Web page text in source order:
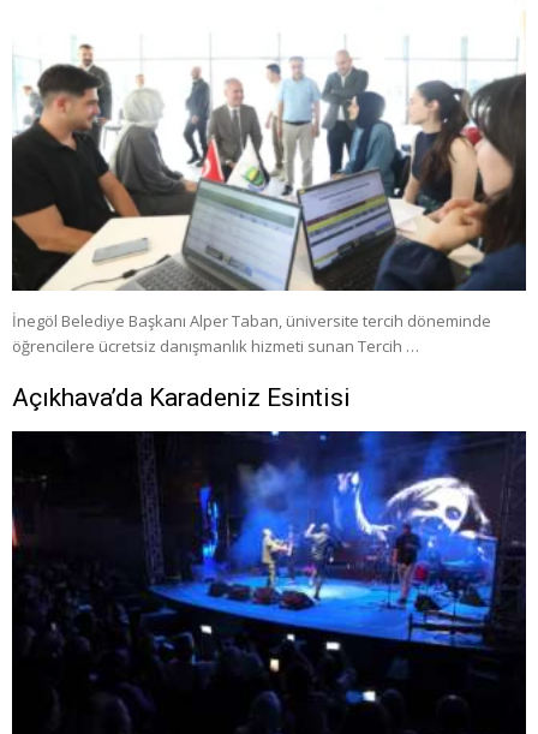
İnegöl Belediye Başkanı Alper Taban, üniversite tercih döneminde
öğrencilere ücretsiz danışmanlık hizmeti sunan Tercih …
Açıkhava’da Karadeniz Esintisi